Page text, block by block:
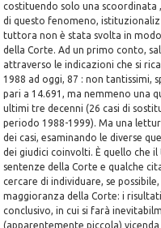
costituendo solo una scoordinata
di questo fenomeno,
tuttora non è stata svolta in
della Corte. Ad un primo conto,
attraverso le indicazioni che si
1988 ad oggi, 87 : non tantissimi,
pari a 14.691, ma nemmeno una
ultimi tre decenni (26 casi di
periodo 1988-1999). Ma una
dei casi, esaminando le diverse
dei giudici coinvolti. È quello che
sentenze della Corte e qualche
cercare di individuare, se
maggioranza della Corte: i
conclusivo, in cui si farà
(apparentemente piccola)